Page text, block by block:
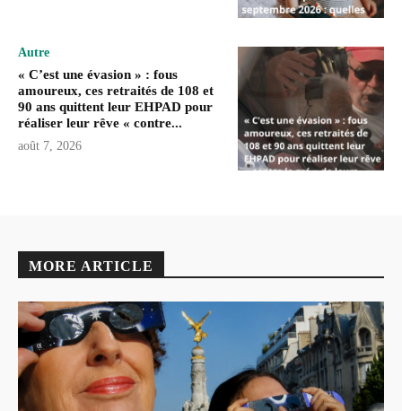
Autre
« C’est une évasion » : fous
amoureux, ces retraités de 108 et
90 ans quittent leur EHPAD pour
réaliser leur rêve « contre...
août 7, 2026
MORE ARTICLE